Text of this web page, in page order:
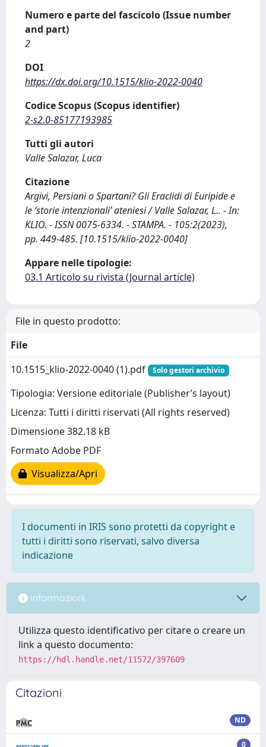
Numero e parte del fascicolo (Issue number
and part)
2
DOI
https://dx.doi.org/10.1515/klio-2022-0040
Codice Scopus (Scopus identifier)
2-s2.0-85177193985
Tutti gli autori
Valle Salazar, Luca
Citazione
Argivi, Persiani o Spartani? Gli Eraclidi di Euripide e
le ‘storie intenzionali’ ateniesi / Valle Salazar, L.. - In:
KLIO. - ISSN 0075-6334. - STAMPA. - 105:2(2023),
pp. 449-485. [10.1515/klio-2022-0040]
Appare nelle tipologie:
03.1 Articolo su rivista (Journal article)
File in questo prodotto:
File
10.1515_klio-2022-0040 (1).pdf
Solo gestori archivio
Tipologia: Versione editoriale (Publisher’s layout)
Licenza: Tutti i diritti riservati (All rights reserved)
Dimensione 382.18 kB
Formato Adobe PDF
Visualizza/Apri
I documenti in IRIS sono protetti da copyright e
tutti i diritti sono riservati, salvo diversa
indicazione
Informazioni
Utilizza questo identificativo per citare o creare un
link a questo documento:
https://hdl.handle.net/11572/397609
Citazioni
ND
0